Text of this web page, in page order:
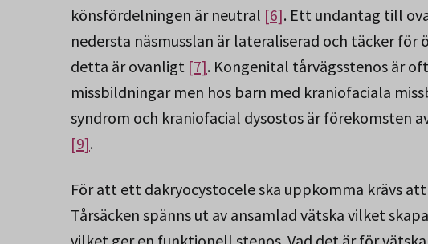
könsfördelningen är neutral [6]. Ett undantag till
nedersta näsmusslan är lateraliserad och täcker för
detta är ovanligt [7]. Kongenital tårvägsstenos är
missbildningar men hos barn med kraniofaciala
syndrom och kraniofacial dysostos är förekomsten
[9].
För att ett dakryocystocele ska uppkomma krävs
Tårsäcken spänns ut av ansamlad vätska vilket